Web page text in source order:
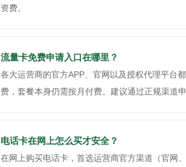
资费。
流量卡免费申请入口在哪里？
各大运营商的官方APP、官网以及授权代理平台
费，套餐本身仍需按月付费。建议通过正规渠道
电话卡在网上怎么买才安全？
在网上购买电话卡，首选运营商官方渠道（官网